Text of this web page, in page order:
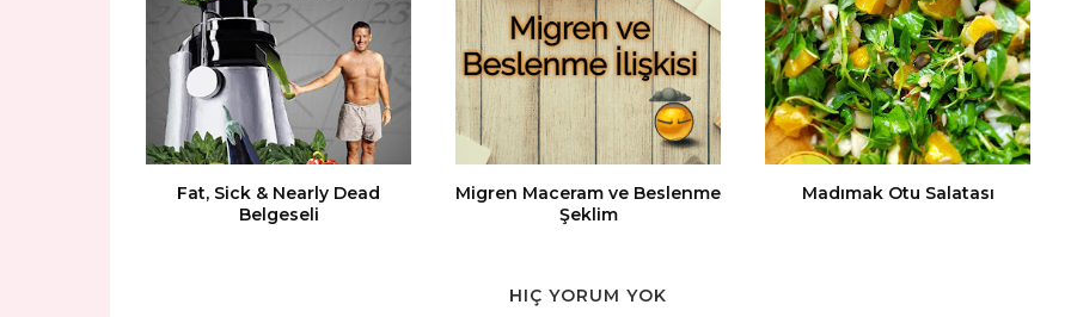
Fat, Sick & Nearly Dead
Belgeseli
Migren Maceram ve Beslenme
Şeklim
Madımak Otu Salatası
HIÇ YORUM YOK